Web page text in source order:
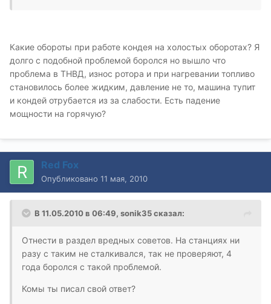
Какие обороты при работе кондея на холостых оборотах? Я
долго с подобной проблемой боролся но вышло что
проблема в ТНВД, износ ротора и при нагревании топливо
становилось более жидким, давление не то, машина тупит
и кондей отрубается из за слабости. Есть падение
мощности на горячую?
Red Fox
Опубликовано 11 мая, 2010
В 11.05.2010 в 06:49, sonik35 сказал:
Отнести в раздел вредных советов. На станциях ни
разу с таким не сталкивался, так не проверяют, 4
года боролся с такой проблемой.
Комы ты писал свой ответ?